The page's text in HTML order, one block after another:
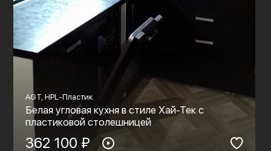
AGT, HPL-Пластик
Белая угловая кухня в стиле Хай-Тек с
пластиковой столешницей
362 100 ₽